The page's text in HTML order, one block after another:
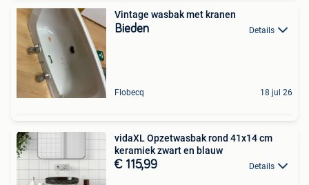
Vintage wasbak met kranen
Bieden Details
Flobecq 18 jul 26
vidaXL Opzetwasbak rond 41x14 cm
keramiek zwart en blauw
€ 115,99 Details